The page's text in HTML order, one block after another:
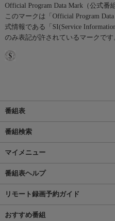
Official Program Data Mark（公式番
このマークは「Official Program
式情報である「SI(Service
のみ表記が許されているマークです
番組表
番組検索
マイメニュー
番組表ヘルプ
リモート録画予約ガイド
おすすめ番組